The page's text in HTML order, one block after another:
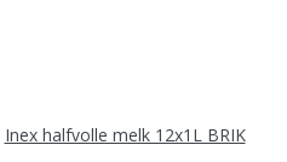
Inex halfvolle melk 12x1L BRIK